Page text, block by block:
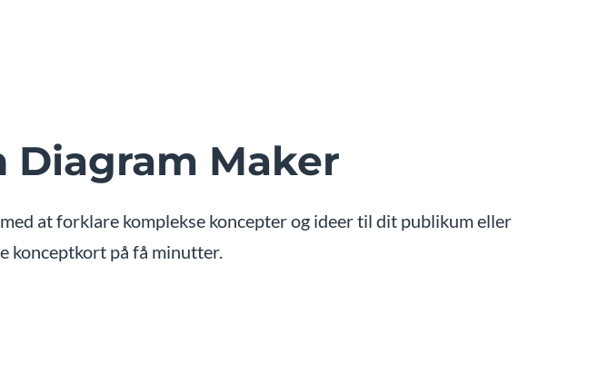
Diagram Maker
at forklare komplekse koncepter og ideer til dit publikum eller
konceptkort på få minutter.